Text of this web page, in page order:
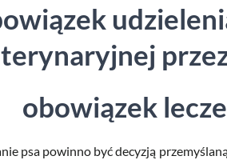
obowiązek
psa powinno być decyzją